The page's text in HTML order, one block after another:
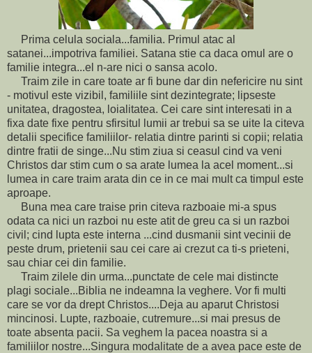
Prima celula sociala...familia. Primul atac al
satanei...impotriva familiei. Satana stie ca daca omul are o
familie integra...el n-are nici o sansa acolo.
Traim zile in care toate ar fi bune dar din nefericire nu sint
- motivul este vizibil, familiile sint dezintegrate; lipseste
unitatea, dragostea, loialitatea. Cei care sint interesati in a
fixa date fixe pentru sfirsitul lumii ar trebui sa se uite la citeva
detalii specifice familiilor- relatia dintre parinti si copii; relatia
dintre fratii de singe...Nu stim ziua si ceasul cind va veni
Christos dar stim cum o sa arate lumea la acel moment...si
lumea in care traim arata din ce in ce mai mult ca timpul este
aproape.
Buna mea care traise prin citeva razboaie mi-a spus
odata ca nici un razboi nu este atit de greu ca si un razboi
civil; cind lupta este interna ...cind dusmanii sint vecinii de
peste drum, prietenii sau cei care ai crezut ca ti-s prieteni,
sau chiar cei din familie.
Traim zilele din urma...punctate de cele mai distincte
plagi sociale...Biblia ne indeamna la veghere. Vor fi multi
care se vor da drept Christos....Deja au aparut Christosi
mincinosi. Lupte, razboaie, cutremure...si mai presus de
toate absenta pacii. Sa veghem la pacea noastra si a
familiilor nostre...Singura modalitate de a avea pace este de